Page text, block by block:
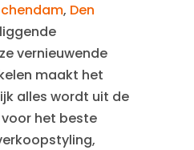
, Den
vernieuwende
maakt het
alles wordt uit de
het beste